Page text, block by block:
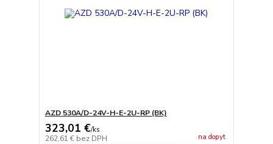
AZD 530A/D-24V-H-E-2U-RP (BK)
323,01 €/ks
262,61 € bez DPH na dopyt